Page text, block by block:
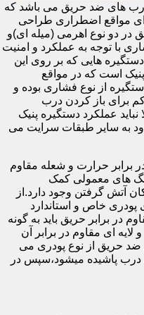
درب های ضد حریق می باشد که
مواقع اضطراری طراحی
دو نوع اهرمی (میله ای)و
با توجه به عملکرد و امنیت
هایی که بر روی این
است که در مواقع
از نوع فشاری بوده و
برای باز کردن درب
عملکرد دستگیره پنیک
دود به سایر طبقات سرایت می
برابر حرارت و شعله مقاوم
های معمولی کمک
آتش گرفتن وجود دارد.از
پودری خاص و استاندارد
در برابر حریق باید به گونه
ای مقاوم در برابر آن
ضد حریق از نوع پودری می
درب پاشیده میشود،سپس در